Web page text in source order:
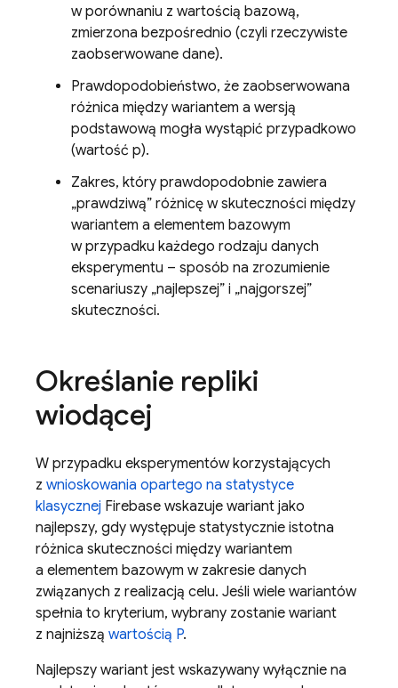
w porównaniu z wartością bazową,
zmierzona bezpośrednio (czyli rzeczywiste
zaobserwowane dane).
Prawdopodobieństwo, że zaobserwowana
różnica między wariantem a wersją
podstawową mogła wystąpić przypadkowo
(wartość p).
Zakres, który prawdopodobnie zawiera
„prawdziwą” różnicę w skuteczności między
wariantem a elementem bazowym
w przypadku każdego rodzaju danych
eksperymentu – sposób na zrozumienie
scenariuszy „najlepszej” i „najgorszej”
skuteczności.
Określanie repliki
wiodącej
W przypadku eksperymentów korzystających
z wnioskowania opartego na statystyce
klasycznej Firebase wskazuje wariant jako
najlepszy, gdy występuje statystycznie istotna
różnica skuteczności między wariantem
a elementem bazowym w zakresie danych
związanych z realizacją celu. Jeśli wiele wariantów
spełnia to kryterium, wybrany zostanie wariant
z najniższą wartością P.
Najlepszy wariant jest wskazywany wyłącznie na